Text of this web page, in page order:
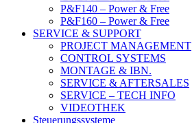
P&F140 – Power & Free
P&F160 – Power & Free
SERVICE & SUPPORT
PROJECT MANAGEMENT
CONTROL SYSTEMS
MONTAGE & IBN.
SERVICE & AFTERSALES
SERVICE – TECH INFO
VIDEOTHEK
Steuerungssysteme